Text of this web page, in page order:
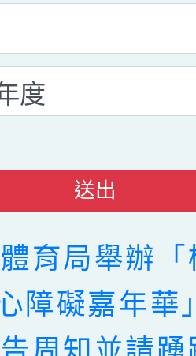
送出
育局舉辦「
障礙嘉年華